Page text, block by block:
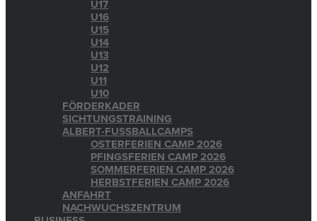
U17
U16
U15
U14
U13
U12
U11
U10
FÖRDERKADER
SICHTUNGSTRAINING
ALBERT-FUSSBALLCAMPS
OSTERFERIEN CAMP 2026
PFINGSFERIEN CAMP 2026
SOMMERFERIEN CAMP 2026
HERBSTFERIEN CAMP 2026
ANFAHRT
NACHWUCHSZENTRUM